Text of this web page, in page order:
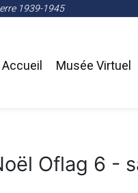
1939-1945
Accueil Musée Virtuel
Oflag 6 -